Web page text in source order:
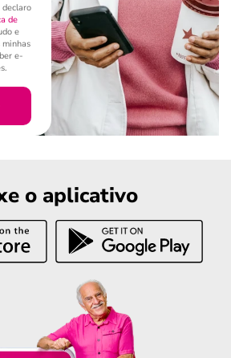
de
e
e-
o aplicativo